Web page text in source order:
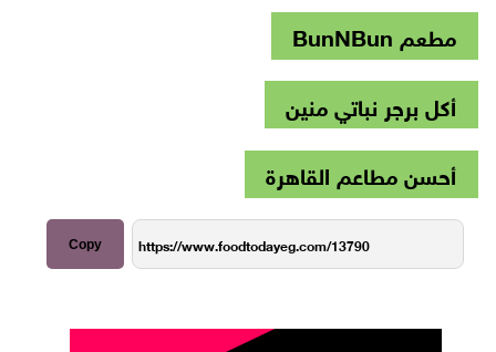
مطعم BunNBun
أكل برجر نباتي منين
أحسن مطاعم القاهرة
Copy